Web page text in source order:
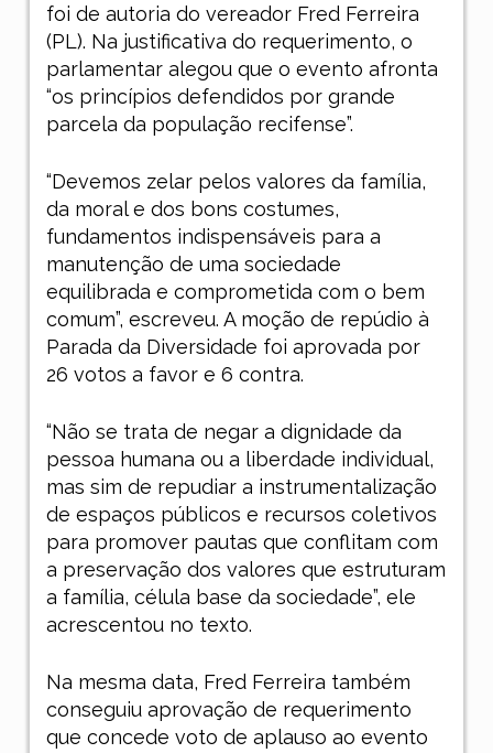
foi de autoria do vereador Fred Ferreira
(PL). Na justificativa do requerimento, o
parlamentar alegou que o evento afronta
“os princípios defendidos por grande
parcela da população recifense”.
“Devemos zelar pelos valores da família,
da moral e dos bons costumes,
fundamentos indispensáveis para a
manutenção de uma sociedade
equilibrada e comprometida com o bem
comum”, escreveu. A moção de repúdio à
Parada da Diversidade foi aprovada por
26 votos a favor e 6 contra.
“Não se trata de negar a dignidade da
pessoa humana ou a liberdade individual,
mas sim de repudiar a instrumentalização
de espaços públicos e recursos coletivos
para promover pautas que conflitam com
a preservação dos valores que estruturam
a família, célula base da sociedade”, ele
acrescentou no texto.
Na mesma data, Fred Ferreira também
conseguiu aprovação de requerimento
que concede voto de aplauso ao evento